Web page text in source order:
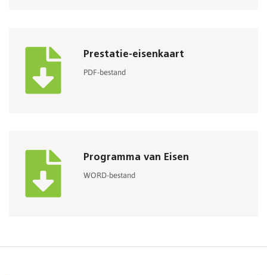
Prestatie-eisenkaart
PDF-bestand
Programma van Eisen
WORD-bestand